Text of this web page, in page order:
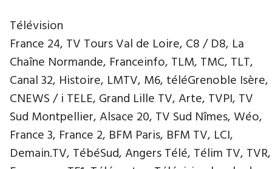
Télévision
France 24, TV Tours Val de Loire, C8 / D8, La
Chaîne Normande, Franceinfo, TLM, TMC, TLT,
Canal 32, Histoire, LMTV, M6, téléGrenoble Isère,
CNEWS / i TELE, Grand Lille TV, Arte, TVPI, TV
Sud Montpellier, Alsace 20, TV Sud Nîmes, Wéo,
France 3, France 2, BFM Paris, BFM TV, LCI,
Demain.TV, TébéSud, Angers Télé, Télim TV, TVR,